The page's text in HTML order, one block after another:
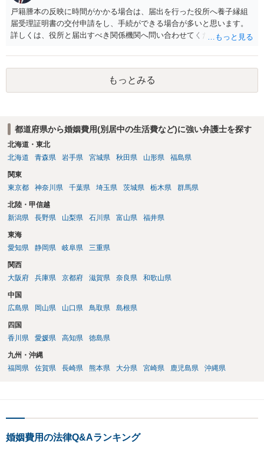
戸籍謄本の反映に時間がかかる場合は、届出を行った役所へ養子縁組
届受理証明書の交付申請をし、手続ができる場合が多いと思います。
詳しくは、役所と届出すべき関係機関へ問い合わせてください。
もっとみる
都道府県から婚姻費用(別居中の生活費など)に強い弁護士を探す
北海道・東北
北海道
青森県 岩手県 宮城県 秋田県 山形県 福島県
関東
東京都
神奈川県 千葉県 埼玉県 茨城県 栃木県 群馬県
北陸・甲信越
新潟県
長野県 山梨県 石川県 富山県 福井県
東海
愛知県
静岡県 岐阜県 三重県
関西
大阪府
兵庫県 京都府 滋賀県 奈良県 和歌山県
中国
広島県
岡山県 山口県 鳥取県 島根県
四国
香川県
愛媛県 高知県 徳島県
九州・沖縄
福岡県
佐賀県 長崎県 熊本県 大分県 宮崎県 鹿児島県 沖縄県
婚姻費用の法律Q&Aランキング